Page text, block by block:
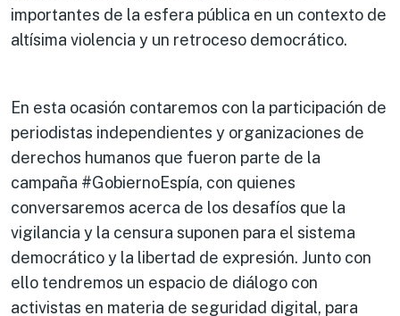
importantes de la esfera pública en un contexto de
altísima violencia y un retroceso democrático.
En esta ocasión contaremos con la participación de
periodistas independientes y organizaciones de
derechos humanos que fueron parte de la
campaña #GobiernoEspía, con quienes
conversaremos acerca de los desafíos que la
vigilancia y la censura suponen para el sistema
democrático y la libertad de expresión. Junto con
ello tendremos un espacio de diálogo con
activistas en materia de seguridad digital, para